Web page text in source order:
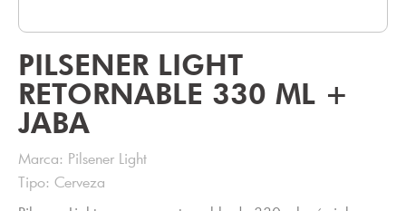
PILSENER LIGHT
RETORNABLE 330 ML +
JABA
Marca: Pilsener Light
Tipo: Cerveza